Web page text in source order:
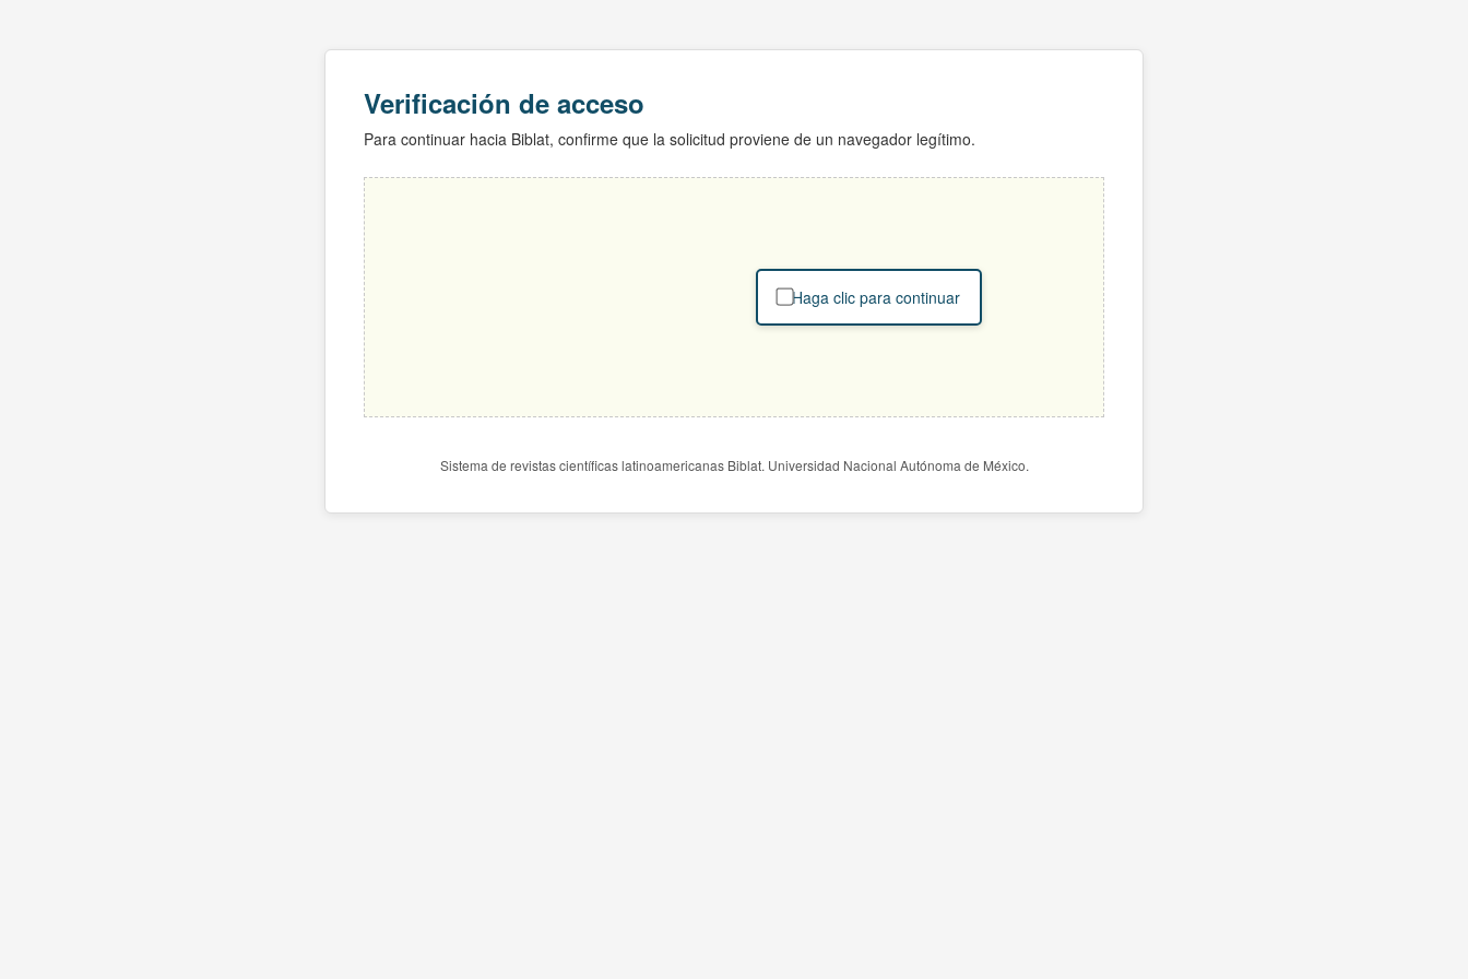
Verificación de acceso
Para continuar hacia Biblat, confirme que la solicitud proviene de un navegador legítimo.
Haga clic para continuar
Sistema de revistas científicas latinoamericanas Biblat. Universidad Nacional Autónoma de México.